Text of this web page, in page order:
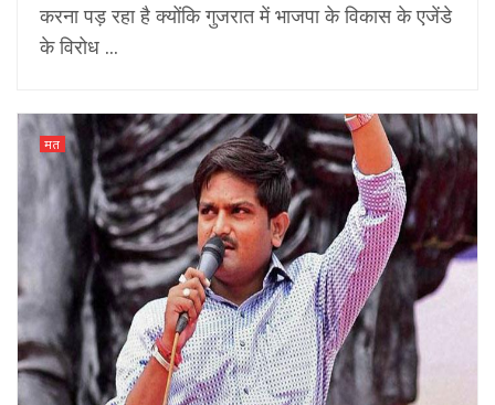
करना पड़ रहा है क्योंकि गुजरात में भाजपा के विकास के एजेंडे
के विरोध ...
मत